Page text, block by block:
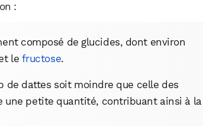
:
composé de glucides, dont environ
le fructose.
de dattes soit moindre que celle des
petite quantité, contribuant ainsi à la